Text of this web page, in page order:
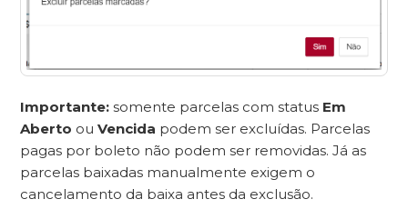
Importante: somente parcelas com status Em
Aberto ouVencida podem ser excluídas. Parcelas
pagas por boleto não podem ser removidas. Já as
parcelas baixadas manualmente exigem o
cancelamento da baixa antes da exclusão.